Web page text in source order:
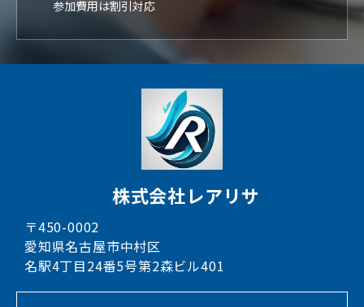
参加費用は割引対応
株式会社レアリサ
〒450-0002
愛知県名古屋市中村区
名駅4丁目24番5号第2森ビル401